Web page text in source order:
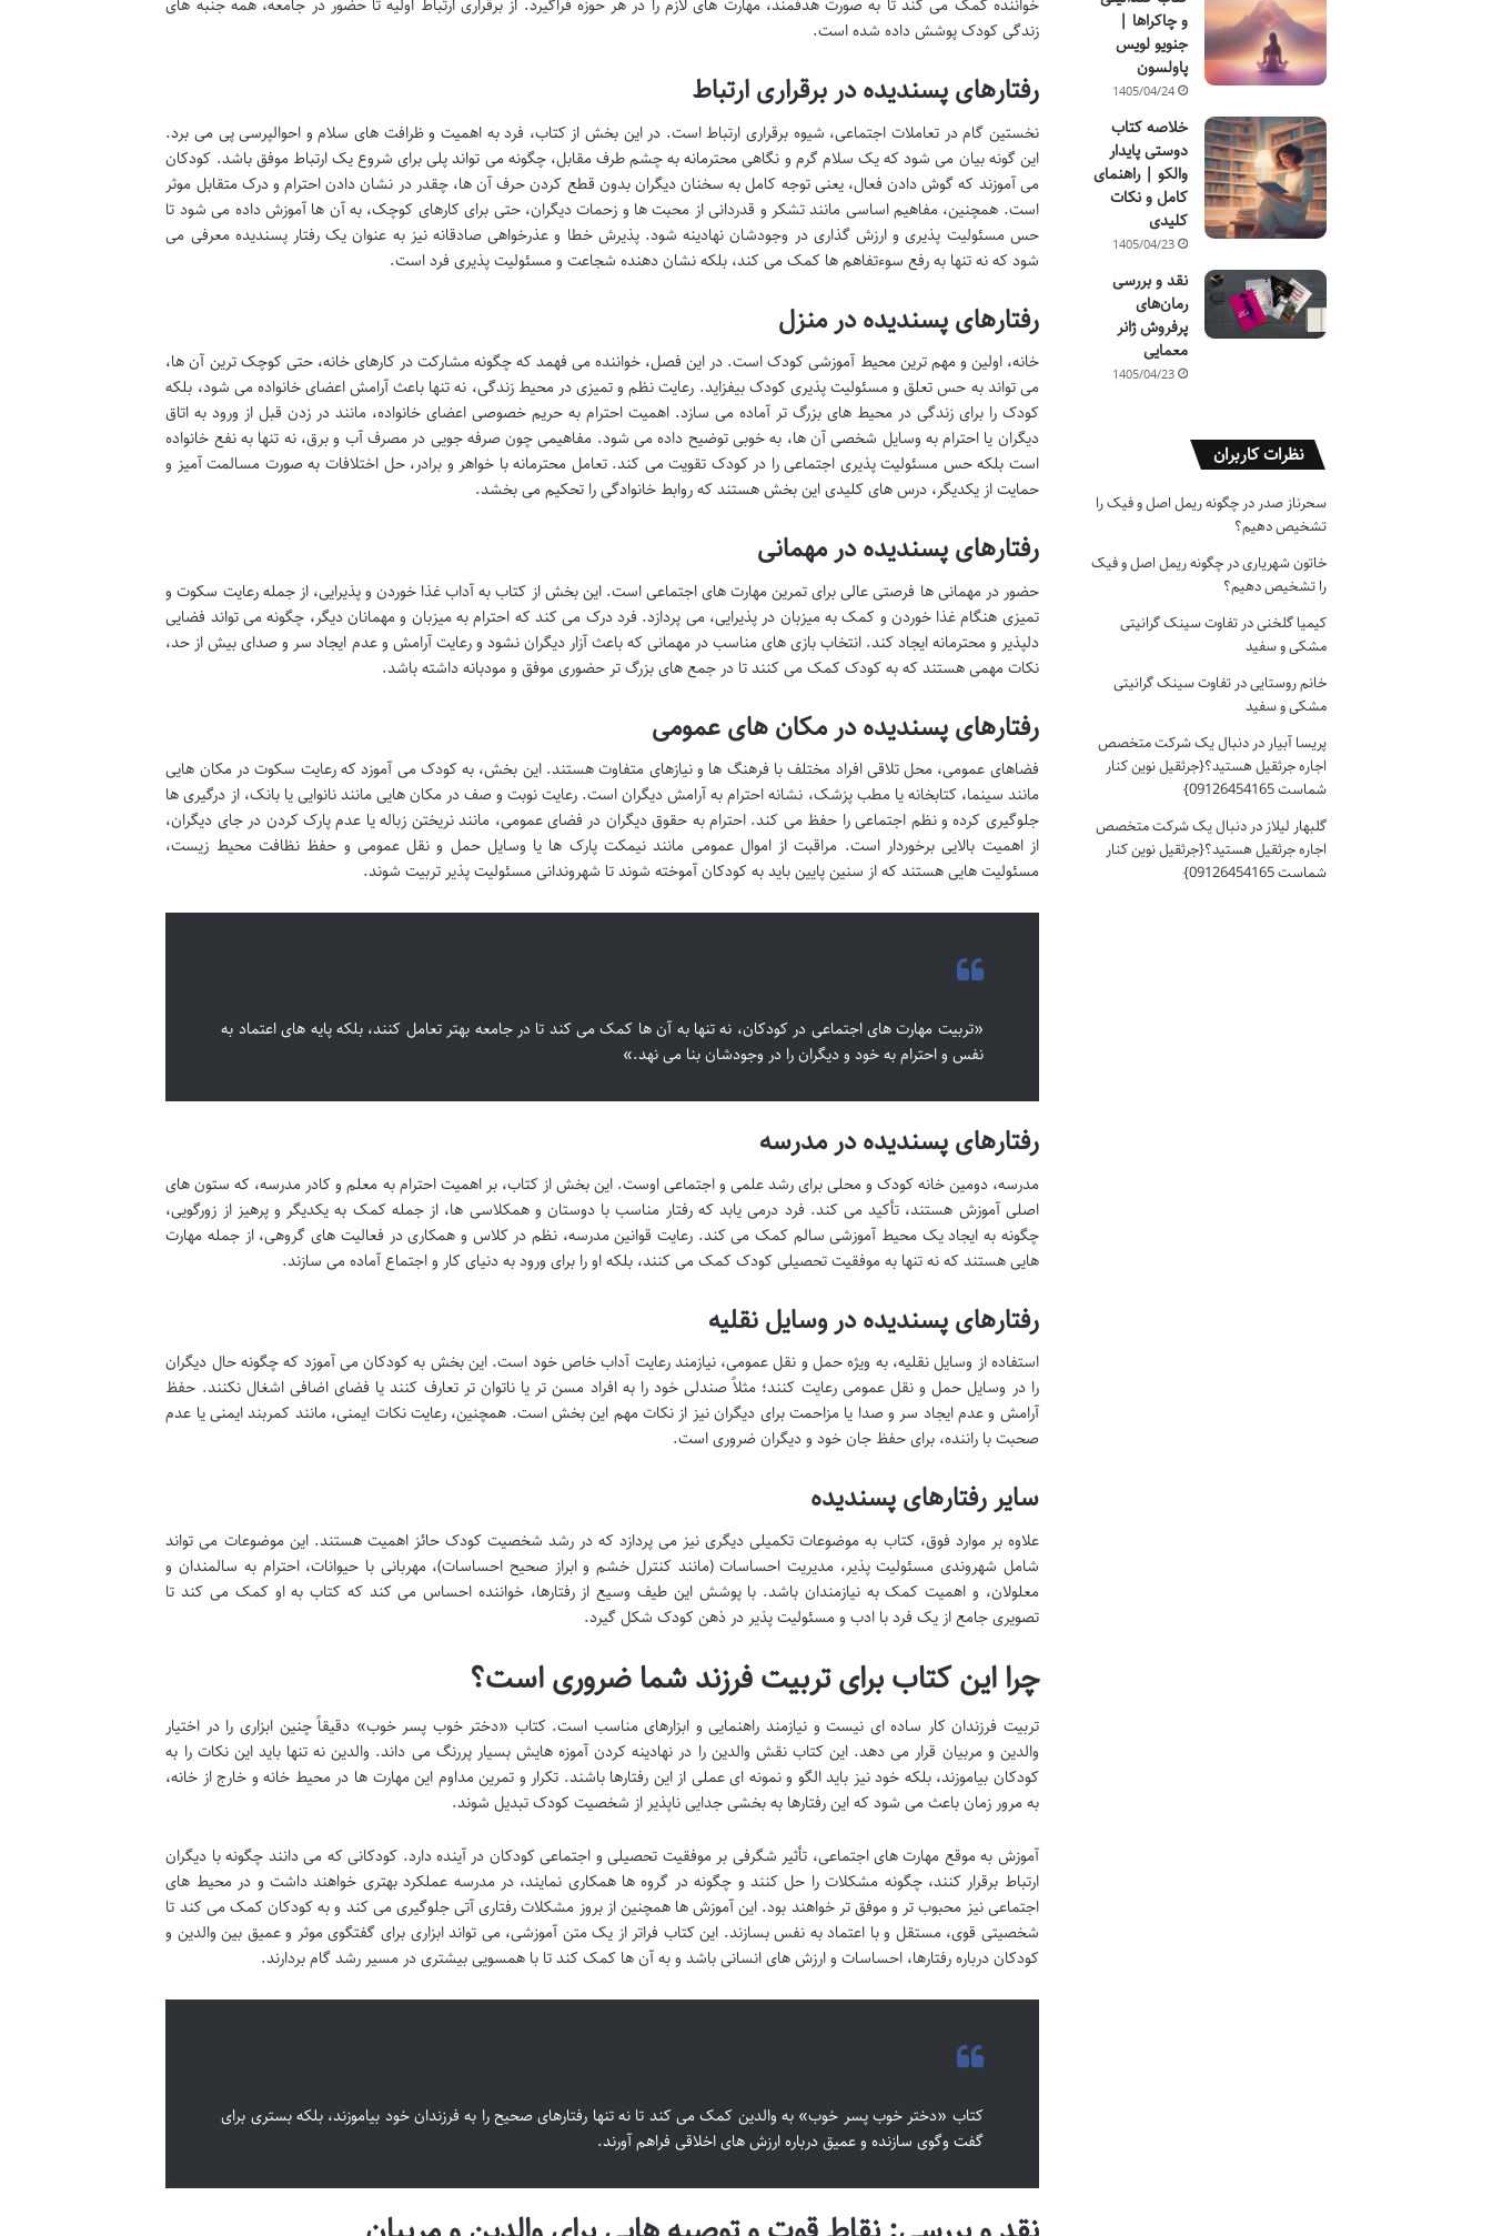
خواننده کمک می کند تا به صورت هدفمند، مهارت های لازم را در هر حوزه فراگیرد. از برقراری ارتباط اولیه تا حضور در جامعه، همه جنبه های
زندگی کودک پوشش داده شده است.
رفتارهای پسندیده در برقراری ارتباط
نخستین گام در تعاملات اجتماعی، شیوه برقراری ارتباط است. در این بخش از کتاب، فرد به اهمیت و ظرافت های سلام و احوالپرسی پی می برد.
این گونه بیان می شود که یک سلام گرم و نگاهی محترمانه به چشم طرف مقابل، چگونه می تواند پلی برای شروع یک ارتباط موفق باشد. کودکان
می آموزند که گوش دادن فعال، یعنی توجه کامل به سخنان دیگران بدون قطع کردن حرف آن ها، چقدر در نشان دادن احترام و درک متقابل موثر
است. همچنین، مفاهیم اساسی مانند تشکر و قدردانی از محبت ها و زحمات دیگران، حتی برای کارهای کوچک، به آن ها آموزش داده می شود تا
حس مسئولیت پذیری و ارزش گذاری در وجودشان نهادینه شود. پذیرش خطا و عذرخواهی صادقانه نیز به عنوان یک رفتار پسندیده معرفی می
شود که نه تنها به رفع سوءتفاهم ها کمک می کند، بلکه نشان دهنده شجاعت و مسئولیت پذیری فرد است.
رفتارهای پسندیده در منزل
خانه، اولین و مهم ترین محیط آموزشی کودک است. در این فصل، خواننده می فهمد که چگونه مشارکت در کارهای خانه، حتی کوچک ترین آن ها،
می تواند به حس تعلق و مسئولیت پذیری کودک بیفزاید. رعایت نظم و تمیزی در محیط زندگی، نه تنها باعث آرامش اعضای خانواده می شود، بلکه
کودک را برای زندگی در محیط های بزرگ تر آماده می سازد. اهمیت احترام به حریم خصوصی اعضای خانواده، مانند در زدن قبل از ورود به اتاق
دیگران یا احترام به وسایل شخصی آن ها، به خوبی توضیح داده می شود. مفاهیمی چون صرفه جویی در مصرف آب و برق، نه تنها به نفع خانواده
است بلکه حس مسئولیت پذیری اجتماعی را در کودک تقویت می کند. تعامل محترمانه با خواهر و برادر، حل اختلافات به صورت مسالمت آمیز و
حمایت از یکدیگر، درس های کلیدی این بخش هستند که روابط خانوادگی را تحکیم می بخشد.
رفتارهای پسندیده در مهمانی
حضور در مهمانی ها فرصتی عالی برای تمرین مهارت های اجتماعی است. این بخش از کتاب به آداب غذا خوردن و پذیرایی، از جمله رعایت سکوت و
تمیزی هنگام غذا خوردن و کمک به میزبان در پذیرایی، می پردازد. فرد درک می کند که احترام به میزبان و مهمانان دیگر، چگونه می تواند فضایی
دلپذیر و محترمانه ایجاد کند. انتخاب بازی های مناسب در مهمانی که باعث آزار دیگران نشود و رعایت آرامش و عدم ایجاد سر و صدای بیش از حد،
نکات مهمی هستند که به کودک کمک می کنند تا در جمع های بزرگ تر حضوری موفق و مودبانه داشته باشد.
رفتارهای پسندیده در مکان های عمومی
فضاهای عمومی، محل تلاقی افراد مختلف با فرهنگ ها و نیازهای متفاوت هستند. این بخش، به کودک می آموزد که رعایت سکوت در مکان هایی
مانند سینما، کتابخانه یا مطب پزشک، نشانه احترام به آرامش دیگران است. رعایت نوبت و صف در مکان هایی مانند نانوایی یا بانک، از درگیری ها
جلوگیری کرده و نظم اجتماعی را حفظ می کند. احترام به حقوق دیگران در فضای عمومی، مانند نریختن زباله یا عدم پارک کردن در جای دیگران،
از اهمیت بالایی برخوردار است. مراقبت از اموال عمومی مانند نیمکت پارک ها یا وسایل حمل و نقل عمومی و حفظ نظافت محیط زیست،
مسئولیت هایی هستند که از سنین پایین باید به کودکان آموخته شوند تا شهروندانی مسئولیت پذیر تربیت شوند.
«تربیت مهارت های اجتماعی در کودکان، نه تنها به آن ها کمک می کند تا در جامعه بهتر تعامل کنند، بلکه پایه های اعتماد به
نفس و احترام به خود و دیگران را در وجودشان بنا می نهد.»
رفتارهای پسندیده در مدرسه
مدرسه، دومین خانه کودک و محلی برای رشد علمی و اجتماعی اوست. این بخش از کتاب، بر اهمیت احترام به معلم و کادر مدرسه، که ستون های
اصلی آموزش هستند، تأکید می کند. فرد درمی یابد که رفتار مناسب با دوستان و همکلاسی ها، از جمله کمک به یکدیگر و پرهیز از زورگویی،
چگونه به ایجاد یک محیط آموزشی سالم کمک می کند. رعایت قوانین مدرسه، نظم در کلاس و همکاری در فعالیت های گروهی، از جمله مهارت
هایی هستند که نه تنها به موفقیت تحصیلی کودک کمک می کنند، بلکه او را برای ورود به دنیای کار و اجتماع آماده می سازند.
رفتارهای پسندیده در وسایل نقلیه
استفاده از وسایل نقلیه، به ویژه حمل و نقل عمومی، نیازمند رعایت آداب خاص خود است. این بخش به کودکان می آموزد که چگونه حال دیگران
را در وسایل حمل و نقل عمومی رعایت کنند؛ مثلاً صندلی خود را به افراد مسن تر یا ناتوان تر تعارف کنند یا فضای اضافی اشغال نکنند. حفظ
آرامش و عدم ایجاد سر و صدا یا مزاحمت برای دیگران نیز از نکات مهم این بخش است. همچنین، رعایت نکات ایمنی، مانند کمربند ایمنی یا عدم
صحبت با راننده، برای حفظ جان خود و دیگران ضروری است.
سایر رفتارهای پسندیده
علاوه بر موارد فوق، کتاب به موضوعات تکمیلی دیگری نیز می پردازد که در رشد شخصیت کودک حائز اهمیت هستند. این موضوعات می تواند
شامل شهروندی مسئولیت پذیر، مدیریت احساسات (مانند کنترل خشم و ابراز صحیح احساسات)، مهربانی با حیوانات، احترام به سالمندان و
معلولان، و اهمیت کمک به نیازمندان باشد. با پوشش این طیف وسیع از رفتارها، خواننده احساس می کند که کتاب به او کمک می کند تا
تصویری جامع از یک فرد با ادب و مسئولیت پذیر در ذهن کودک شکل گیرد.
چرا این کتاب برای تربیت فرزند شما ضروری است؟
تربیت فرزندان کار ساده ای نیست و نیازمند راهنمایی و ابزارهای مناسب است. کتاب «دختر خوب پسر خوب» دقیقاً چنین ابزاری را در اختیار
والدین و مربیان قرار می دهد. این کتاب نقش والدین را در نهادینه کردن آموزه هایش بسیار پررنگ می داند. والدین نه تنها باید این نکات را به
کودکان بیاموزند، بلکه خود نیز باید الگو و نمونه ای عملی از این رفتارها باشند. تکرار و تمرین مداوم این مهارت ها در محیط خانه و خارج از خانه،
به مرور زمان باعث می شود که این رفتارها به بخشی جدایی ناپذیر از شخصیت کودک تبدیل شوند.
آموزش به موقع مهارت های اجتماعی، تأثیر شگرفی بر موفقیت تحصیلی و اجتماعی کودکان در آینده دارد. کودکانی که می دانند چگونه با دیگران
ارتباط برقرار کنند، چگونه مشکلات را حل کنند و چگونه در گروه ها همکاری نمایند، در مدرسه عملکرد بهتری خواهند داشت و در محیط های
اجتماعی نیز محبوب تر و موفق تر خواهند بود. این آموزش ها همچنین از بروز مشکلات رفتاری آتی جلوگیری می کند و به کودکان کمک می کند تا
شخصیتی قوی، مستقل و با اعتماد به نفس بسازند. این کتاب فراتر از یک متن آموزشی، می تواند ابزاری برای گفتگوی موثر و عمیق بین والدین و
کودکان درباره رفتارها، احساسات و ارزش های انسانی باشد و به آن ها کمک کند تا با همسویی بیشتری در مسیر رشد گام بردارند.
کتاب «دختر خوب پسر خوب» به والدین کمک می کند تا نه تنها رفتارهای صحیح را به فرزندان خود بیاموزند، بلکه بستری برای
گفت وگوی سازنده و عمیق درباره ارزش های اخلاقی فراهم آورند.
و چاکراها |
جنویو لویس
پاولسون
1405/04/24
خلاصه کتاب
دوستی پایدار
والکو | راهنمای
کامل و نکات
کلیدی
1405/04/23
نقد و بررسی
رمان‌های
پرفروش ژانر
معمایی
1405/04/23
نظرات کاربران
سحرناز صدر درچگونه ریمل اصل و فیک را
تشخیص دهیم؟
خاتون شهریاریدرچگونه ریمل اصل و فیک
را تشخیص دهیم؟
کیمیا گلخنیدرتفاوت سینک گرانیتی
مشکی و سفید
خانم روستاییدرتفاوت سینک گرانیتی
مشکی و سفید
پریسا آبیار دردنبال یک شرکت متخصص
اجاره جرثقیل هستید؟{جرثقیل نوین کنار
شماست 09126454165}
گلبهار لیلاز دردنبال یک شرکت متخصص
اجاره جرثقیل هستید؟{جرثقیل نوین کنار
شماست 09126454165}